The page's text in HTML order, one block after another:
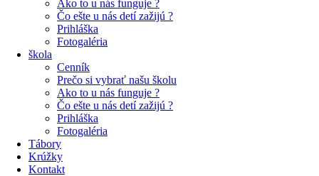
Ako to u nás funguje ?
Čo ešte u nás detí zažijú ?
Prihláška
Fotogaléria
škola
Cenník
Prečo si vybrať našu školu
Ako to u nás funguje ?
Čo ešte u nás detí zažijú ?
Prihláška
Fotogaléria
Tábory
Krúžky
Kontakt